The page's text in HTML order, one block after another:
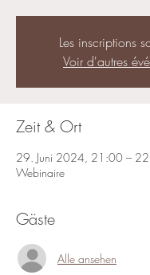
Les inscriptions
Voir d'autres
Zeit & Ort
29. Juni 2024, 21:00 –
Webinaire
Gäste
Alle ansehen